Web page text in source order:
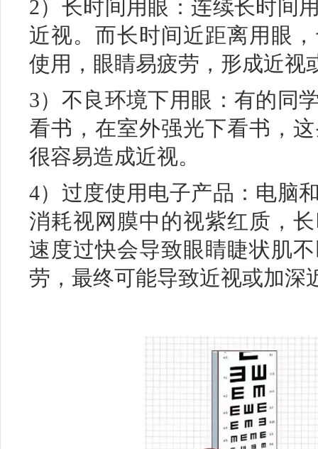
2）长时间用眼：连续长时间
近视。而长时间近距离用眼
使用，眼睛易疲劳，形成近视
3）不良环境下用眼：有的同
看书，在室外强光下看书，
很容易造成近视。
4）过度使用电子产品：电脑
消耗视网膜中的视紫红质，
速度过快会导致眼睛睫状肌
劳，最终可能导致近视或加深